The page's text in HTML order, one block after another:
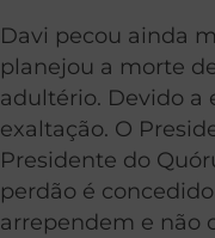
Davi pecou ainda
planejou a morte
adultério. Devido a
exaltação. O
Presidente do
perdão é
arrependem e não